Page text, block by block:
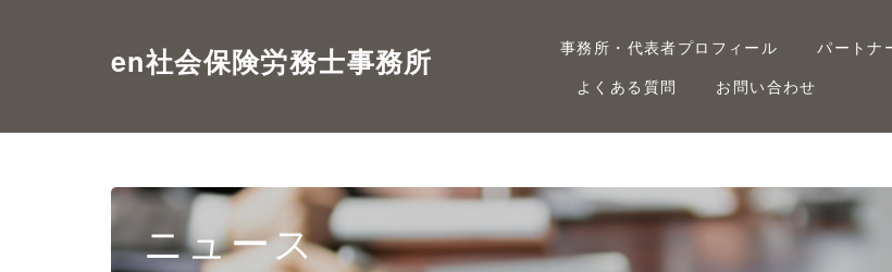
en社会保険労務士事務所 事務所・代表者プロフィール パートナ
よくある質問
お問い合わせ
ニュース